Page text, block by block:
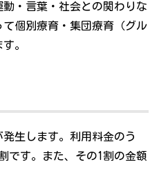
・言葉・社会との関わりな
個別療育・集団療育（グル
。
生します。利用料金のう
です。また、その1割の金額